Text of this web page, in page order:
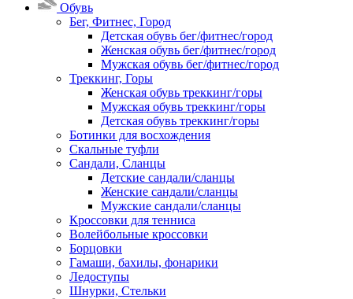
Обувь
Бег, Фитнес, Город
Детская обувь бег/фитнес/город
Женская обувь бег/фитнес/город
Мужская обувь бег/фитнес/город
Треккинг, Горы
Женская обувь треккинг/горы
Мужская обувь треккинг/горы
Детская обувь треккинг/горы
Ботинки для восхождения
Скальные туфли
Сандали, Сланцы
Детские сандали/сланцы
Женские сандали/сланцы
Мужские сандали/сланцы
Кроссовки для тенниса
Волейбольные кроссовки
Борцовки
Гамаши, бахилы, фонарики
Ледоступы
Шнурки, Стельки